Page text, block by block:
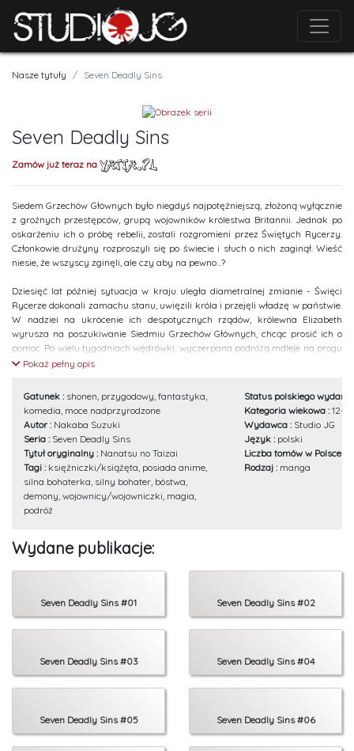
Nasze tytuły Seven Deadly Sins
Seven Deadly Sins
Zamów już teraz na
Siedem Grzechów Głównych było niegdyś najpotężniejszą, złożoną wyłącznie
z groźnych przestępców, grupą wojowników królestwa Britannii. Jednak po
oskarżeniu ich o próbę rebelii, zostali rozgromieni przez Świętych Rycerzy.
Członkowie drużyny rozproszyli się po świecie i słuch o nich zaginął. Wieść
niesie, że wszyscy zginęli, ale czy aby na pewno...?
Dziesięć lat później sytuacja w kraju uległa diametralnej zmianie - Święci
Rycerze dokonali zamachu stanu, uwięzili króla i przejęli władzę w państwie.
W nadziei na ukrócenie ich despotycznych rządów, królewna Elizabeth
wyrusza na poszukiwanie Siedmiu Grzechów Głównych, chcąc prosić ich o
pomoc. Po wielu tygodniach wędrówki, wyczerpana podróżą mdleje na progu
maleńkiej gospody. Właścicielem przybytku okazuje się młody chłopak
będzie dane odpocząć - nagle w drzwiach pojawiają się bowiem rycerze
królestwa. Kiedy sytuacja wydaje się beznadziejna na ich drodze staje
Meliodas, popisując się nieludzką wręcz siłą. Czy to możliwe, żeby ten
niepozorny młodzieniec, okazał się jednym z legendarnych wojowników?
Pokaż pełny opis
Gatunek : shonen, przygodowy, fantastyka,
komedia, moce nadprzyrodzone
Autor : Nakaba Suzuki
Seria : Seven Deadly Sins
Tytuł oryginalny : Nanatsu no Taizai
Tagi : księżniczki/książęta, posiada anime,
silna bohaterka, silny bohater, bóstwa,
demony, wojownicy/wojowniczki, magia,
podróż
Status polskiego
Kategoria wiekowa : 12+
Wydawca : Studio JG
Język : polski
Liczba tomów w Polsce :
Rodzaj : manga
Wydane publikacje:
Seven Deadly Sins #01 Seven Deadly Sins #02
Seven Deadly Sins #03 Seven Deadly Sins #04
Seven Deadly Sins #05 Seven Deadly Sins #06